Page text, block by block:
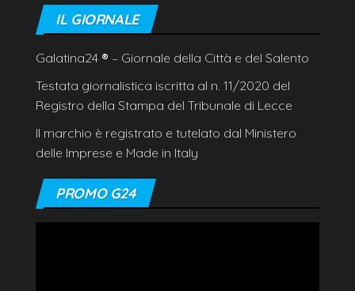
IL GIORNALE
Galatina24 ® – Giornale della Città e del Salento
Testata giornalistica iscritta al n. 11/2020 del
Registro della Stampa del Tribunale di Lecce
Il marchio è registrato e tutelato dal Ministero
delle Imprese e Made in Italy
PROMO G24